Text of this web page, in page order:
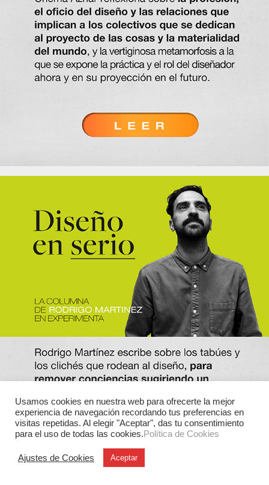
Usamos cookies en nuestra web para ofrecerte la mejor
experiencia de navegación recordando tus preferencias en
visitas repetidas. Al elegir "Aceptar", das tu consentimiento
para el uso de todas las cookies.Política de Cookies
Ajustes de Cookies Aceptar